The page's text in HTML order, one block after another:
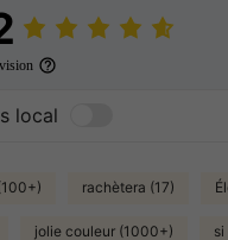
local
rachètera (17)
jolie couleur (1000+)